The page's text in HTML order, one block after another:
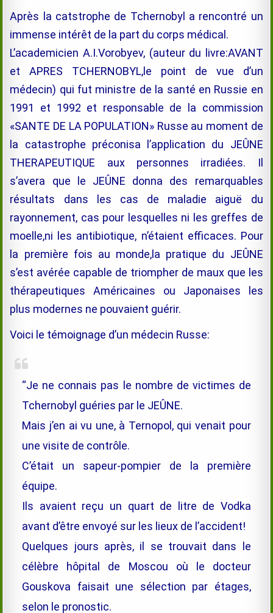
Après la catstrophe de Tchernobyl a rencontré un
immense intérêt de la part du corps médical.
L’academicien A.I.Vorobyev, (auteur du livre:AVANT
et APRES TCHERNOBYL,le point de vue d’un
médecin) qui fut ministre de la santé en Russie en
1991 et 1992 et responsable de la commission
«SANTE DE LA POPULATION» Russe au moment de
la catastrophe préconisa l’application du JEÛNE
THERAPEUTIQUE aux personnes irradiées. Il
s’avera que le JEÛNE donna des remarquables
résultats dans les cas de maladie aiguë du
rayonnement, cas pour lesquelles ni les greffes de
moelle,ni les antibiotique, n’étaient efficaces. Pour
la première fois au monde,la pratique du JEÛNE
s’est avérée capable de triompher de maux que les
thérapeutiques Américaines ou Japonaises les
plus modernes ne pouvaient guérir.
Voici le témoignage d’un médecin Russe:
“Je ne connais pas le nombre de victimes de
Tchernobyl guéries par le JEÛNE.
Mais j’en ai vu une, à Ternopol, qui venait pour
une visite de contrôle.
C’était un sapeur-pompier de la première
équipe.
Ils avaient reçu un quart de litre de Vodka
avant d’être envoyé sur les lieux de l’accident!
Quelques jours après, il se trouvait dans le
célèbre hôpital de Moscou où le docteur
Gouskova faisait une sélection par étages,
selon le pronostic.